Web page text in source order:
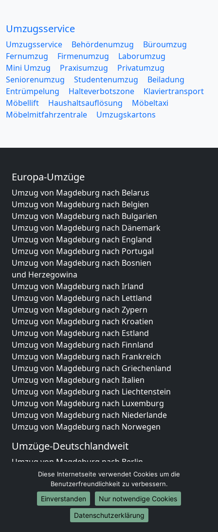
Umzugsservice
Umzugsservice Behördenumzug
Büroumzug
Fernumzug
Firmenumzug
Laborumzug
Mini Umzug
Praxisumzug
Privatumzug
Seniorenumzug
Studentenumzug
Beiladung
Entrümpelung
Halteverbotszone
Klaviertransport
Möbellift
Haushaltsauflösung
Möbeltaxi
Möbelmitfahrzentrale
Umzugskartons
Europa-Umzüge
Umzug von Magdeburg nach Belarus
Umzug von Magdeburg nach Belgien
Umzug von Magdeburg nach Bulgarien
Umzug von Magdeburg nach Dänemark
Umzug von Magdeburg nach England
Umzug von Magdeburg nach Portugal
Umzug von Magdeburg nach Bosnien
und Herzegowina
Umzug von Magdeburg nach Irland
Umzug von Magdeburg nach Lettland
Umzug von Magdeburg nach Zypern
Umzug von Magdeburg nach Kroatien
Umzug von Magdeburg nach Estland
Umzug von Magdeburg nach Finnland
Umzug von Magdeburg nach Frankreich
Umzug von Magdeburg nach Griechenland
Umzug von Magdeburg nach Italien
Umzug von Magdeburg nach Liechtenstein
Umzug von Magdeburg nach Luxemburg
Umzug von Magdeburg nach Niederlande
Umzug von Magdeburg nach Norwegen
Umzüge-Deutschlandweit
Umzug von Magdeburg nach Berlin
Umzug von Magdeburg nach Hamburg
Umzug von Magdeburg nach München
Umzug von Magdeburg nach Köln
Umzug von Magdeburg nach Frankfurt am Main
Umzug von Magdeburg nach Stuttgart
Diese Internetseite verwendet Cookies um die
Benutzerfreundlichkeit zu verbessern.
Einverstanden
Nur notwendige Cookies
Datenschutzerklärung